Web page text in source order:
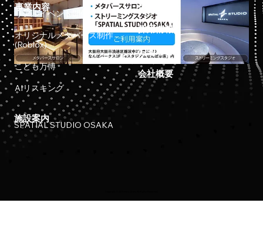
事業内容
リアルイベント開催
オリジナルメタバース制作
(Roblox)
こども万博
AIリスキング
施設案内
SPATIAL STUDIO OSAKA
ホーム
採用情報
お知らせ
会社概要